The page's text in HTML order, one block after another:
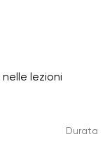
nelle lezioni
Durata